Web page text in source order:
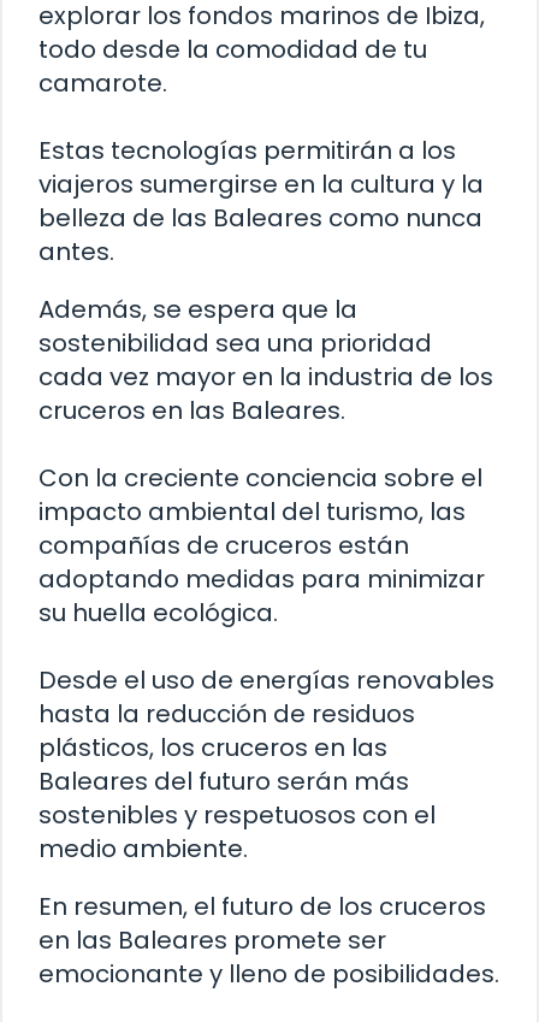
explorar los fondos marinos de Ibiza,
todo desde la comodidad de tu
camarote.
Estas tecnologías permitirán a los
viajeros sumergirse en la cultura y la
belleza de las Baleares como nunca
antes.
Además, se espera que la
sostenibilidad sea una prioridad
cada vez mayor en la industria de los
cruceros en las Baleares.
Con la creciente conciencia sobre el
impacto ambiental del turismo, las
compañías de cruceros están
adoptando medidas para minimizar
su huella ecológica.
Desde el uso de energías renovables
hasta la reducción de residuos
plásticos, los cruceros en las
Baleares del futuro serán más
sostenibles y respetuosos con el
medio ambiente.
En resumen, el futuro de los cruceros
en las Baleares promete ser
emocionante y lleno de posibilidades.